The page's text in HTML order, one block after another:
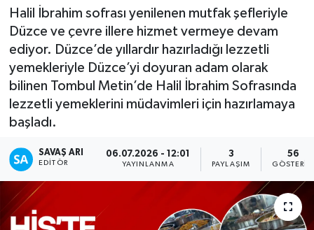
Halil İbrahim sofrası yenilenen mutfak şefleriyle
Düzce ve çevre illere hizmet vermeye devam
ediyor. Düzce’de yıllardır hazırladığı lezzetli
yemekleriyle Düzce’yi doyuran adam olarak
bilinen Tombul Metin’de Halil İbrahim Sofrasında
lezzetli yemeklerini müdavimleri için hazırlamaya
başladı.
SAVAŞ ARI
EDITÖR
06.07.2026 - 12:01
YAYINLANMA
3
PAYLAŞIM
56
GÖSTERIM
Tüm Manşetler
Son Dakika Haberleri
Haber Arşivi